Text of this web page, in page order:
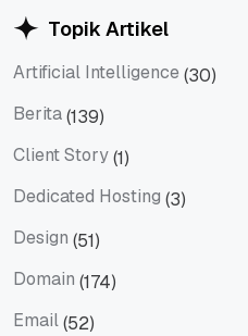
Topik Artikel
Artificial Intelligence (30)
Berita(139)
Client Story(1)
Dedicated Hosting (3)
Design (51)
Domain (174)
Email(52)